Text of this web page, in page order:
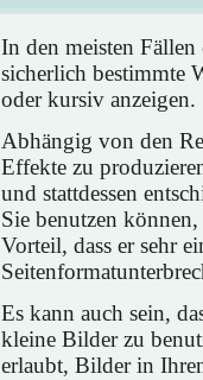
In den meisten
sicherlich bestimmte
oder kursiv anzeigen.
Abhängig von den
Effekte zu
und stattdessen
Sie benutzen
Vorteil, dass er sehr
Es kann auch sein,
kleine Bilder zu
erlaubt, Bilder in